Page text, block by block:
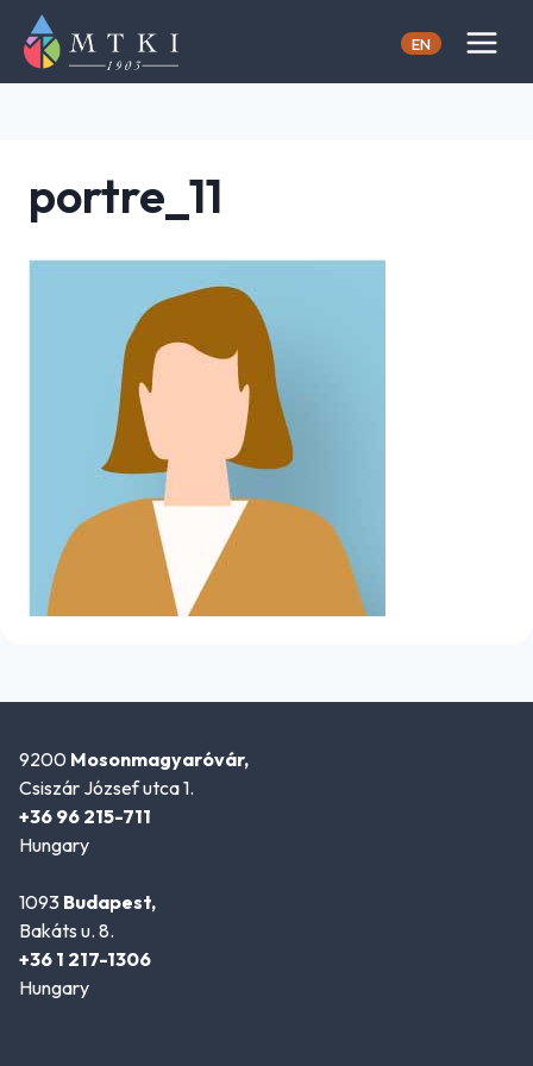
content
EN
portre_11
9200 Mosonmagyaróvár,
Csiszár József utca 1.
+36 96 215-711
Hungary
1093 Budapest,
Bakáts u. 8.
+36 1 217-1306
Hungary